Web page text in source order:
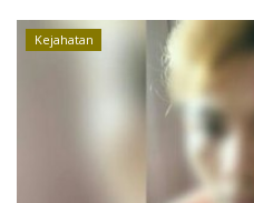
Kesehatan
Kejahatan